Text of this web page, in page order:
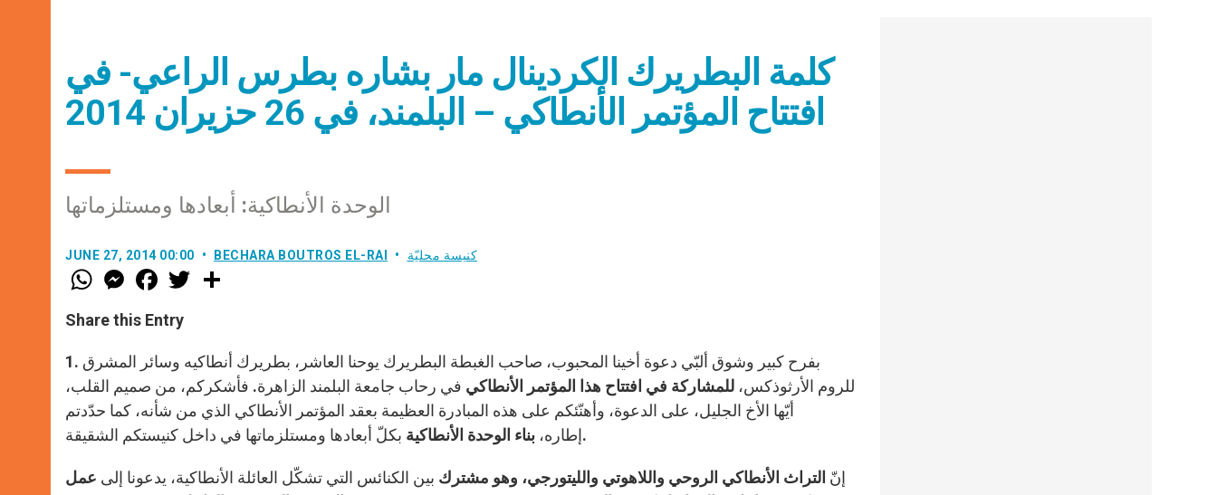
كلمة البطريرك الكردينال مار بشاره بطرس الراعي- في
افتتاح المؤتمر الأنطاكي – البلمند، في 26 حزيران 2014
الوحدة الأنطاكية: أبعادها ومستلزماتها
JUNE 27, 2014 00:00 BECHARA BOUTROS EL-RAI كنيسة محليّة
W
h
t
s
p
p
M
e
s
e
g
e
r
F
a
e
b
o
k
w
r
Share this Entry
1. بفرح كبير وشوق ألبّي دعوة أخينا المحبوب، صاحب الغبطة البطريرك يوحنا العاشر، بطريرك أنطاكيه وسائر المشرق
للروم الأرثوذكس، للمشاركة في افتتاح هذا المؤتمر الأنطاكي في رحاب جامعة البلمند الزاهرة. فأشكركم، من صميم القلب،
أيّها الأخ الجليل، على الدعوة، وأهنّئكم على هذه المبادرة العظيمة بعقد المؤتمر الأنطاكي الذي من شأنه، كما حدّدتم
إطاره، بناء الوحدة الأنطاكية بكلّ أبعادها ومستلزماتها في داخل كنيستكم الشقيقة.
إنّ التراث الأنطاكي الروحي واللاهوتي والليتورجي، وهو مشترك بين الكنائس التي تشكّل العائلة الأنطاكية، يدعونا إلى عمل